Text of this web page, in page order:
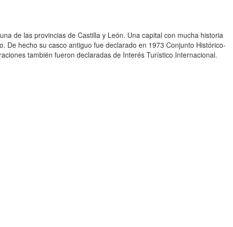
de las provincias de Castilla y León. Una capital con mucha historia
De hecho su casco antiguo fue declarado en 1973 Conjunto Histórico-
también fueron declaradas de Interés Turístico Internacional.